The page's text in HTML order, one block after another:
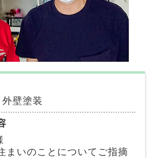
壁塗装
まいのことについてご指摘